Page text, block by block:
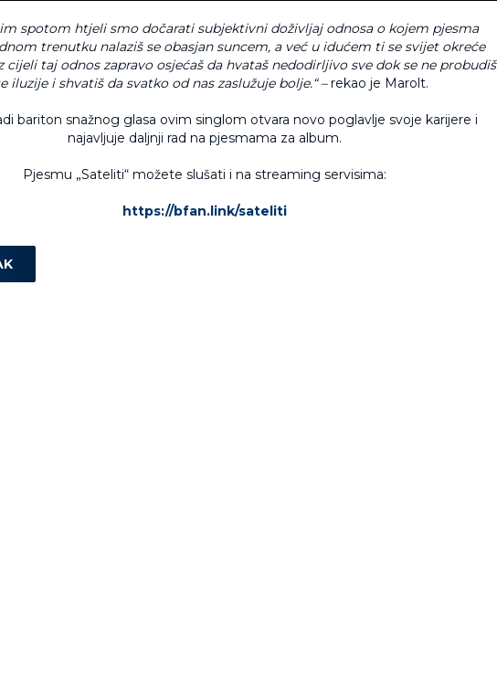
spotom htjeli smo dočarati subjektivni doživljaj odnosa o kojem pjesma
trenutku nalaziš se obasjan suncem, a već u idućem ti se svijet okreće
cijeli taj odnos zapravo osjećaš da hvataš nedodirljivo sve dok se ne probudiš
iluzije i shvatiš da svatko od nas zaslužuje bolje.“ –rekao je Marolt.
bariton snažnog glasa ovim singlom otvara novo poglavlje svoje karijere i
najavljuje daljnji rad na pjesmama za album.
Pjesmu „Sateliti“ možete slušati i na streaming servisima:
https://bfan.link/sateliti